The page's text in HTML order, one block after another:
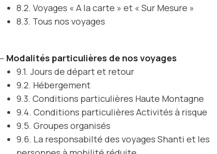
8.2. Voyages « A la carte » et « Sur Mesure »
8.3. Tous nos voyages
Modalités particulières de nos voyages
9.1. Jours de départ et retour
9.2. Hébergement
9.3. Conditions particulières Haute Montagne
9.4. Conditions particulières Activités à risque
9.5. Groupes organisés
9.6. La responsabilté des voyages Shanti et les